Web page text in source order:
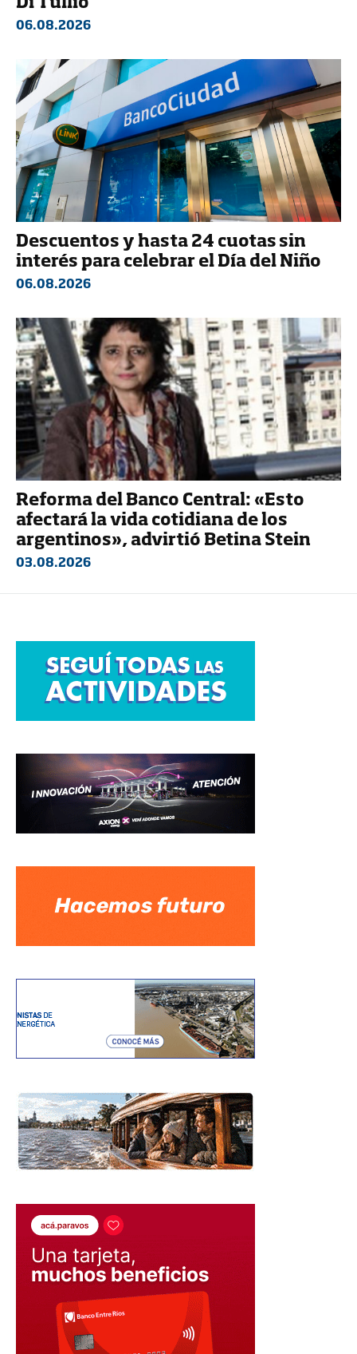
Di Tullio
06.08.2026
Descuentos y hasta 24 cuotas sin
interés para celebrar el Día del Niño
06.08.2026
Reforma del Banco Central: «Esto
afectará la vida cotidiana de los
argentinos», advirtió Betina Stein
03.08.2026